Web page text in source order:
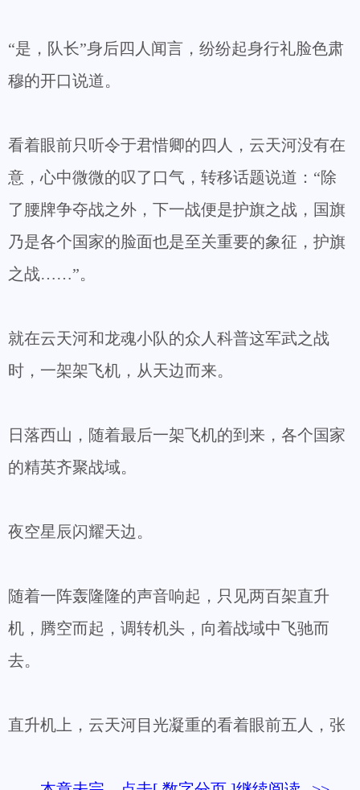
“是，队长”身后四人闻言，纷纷起身行礼脸色肃
穆的开口说道。
看着眼前只听令于君惜卿的四人，云天河没有在
意，心中微微的叹了口气，转移话题说道：“除
了腰牌争夺战之外，下一战便是护旗之战，国旗
乃是各个国家的脸面也是至关重要的象征，护旗
之战……”。
就在云天河和龙魂小队的众人科普这军武之战
时，一架架飞机，从天边而来。
日落西山，随着最后一架飞机的到来，各个国家
的精英齐聚战域。
夜空星辰闪耀天边。
随着一阵轰隆隆的声音响起，只见两百架直升
机，腾空而起，调转机头，向着战域中飞驰而
去。
直升机上，云天河目光凝重的看着眼前五人，张